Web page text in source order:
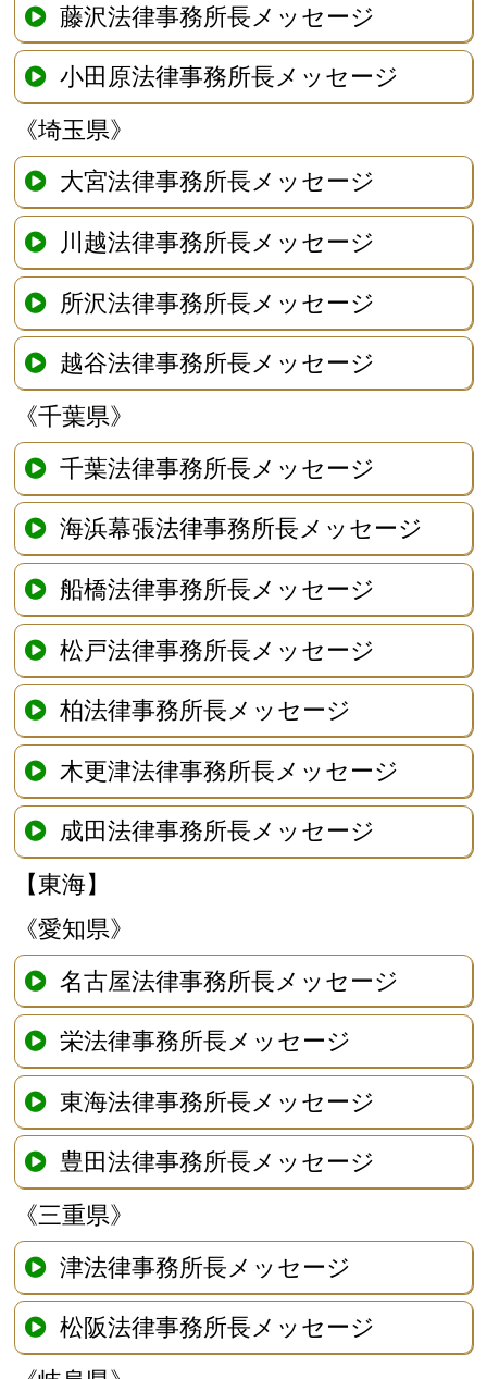
藤沢法律事務所長メッセージ
小田原法律事務所長メッセージ
《埼玉県》
大宮法律事務所長メッセージ
川越法律事務所長メッセージ
所沢法律事務所長メッセージ
越谷法律事務所長メッセージ
《千葉県》
千葉法律事務所長メッセージ
海浜幕張法律事務所長メッセージ
船橋法律事務所長メッセージ
松戸法律事務所長メッセージ
柏法律事務所長メッセージ
木更津法律事務所長メッセージ
成田法律事務所長メッセージ
【東海】
《愛知県》
名古屋法律事務所長メッセージ
栄法律事務所長メッセージ
東海法律事務所長メッセージ
豊田法律事務所長メッセージ
《三重県》
津法律事務所長メッセージ
松阪法律事務所長メッセージ